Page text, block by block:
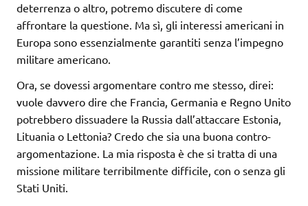
deterrenza o altro, potremo discutere di come
affrontare la questione. Ma sì, gli interessi americani in
Europa sono essenzialmente garantiti senza l’impegno
militare americano.
Ora, se dovessi argomentare contro me stesso, direi:
vuole davvero dire che Francia, Germania e Regno Unito
potrebbero dissuadere la Russia dall’attaccare Estonia,
Lituania o Lettonia? Credo che sia una buona contro-
argomentazione. La mia risposta è che si tratta di una
missione militare terribilmente difficile, con o senza gli
Stati Uniti.